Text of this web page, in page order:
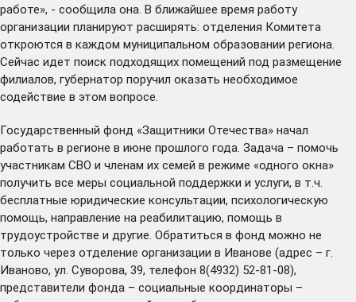
работе», - сообщила она. В ближайшее время работу
организации планируют расширять: отделения Комитета
откроются в каждом муниципальном образовании региона.
Сейчас идет поиск подходящих помещений под размещение
филиалов, губернатор поручил оказать необходимое
содействие в этом вопросе.
Государственный фонд «Защитники Отечества» начал
работать в регионе в июне прошлого года. Задача – помочь
участникам СВО и членам их семей в режиме «одного окна»
получить все меры социальной поддержки и услуги, в т.ч.
бесплатные юридические консультации, психологическую
помощь, направление на реабилитацию, помощь в
трудоустройстве и другие. Обратиться в фонд можно не
только через отделение организации в Иванове (адрес – г.
Иваново, ул. Суворова, 39, телефон 8(4932) 52-81-08),
представители фонда – социальные координаторы –